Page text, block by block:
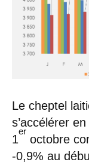
Le cheptel
s’accélérer
1
er
octobre
-0,9% au